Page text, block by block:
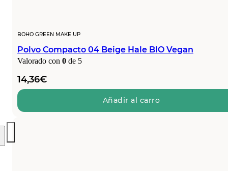
BOHO GREEN MAKE UP
Polvo Compacto 04 Beige Hale BIO Vegan
Valorado con 0 de 5
14,36€
Añadir al carro